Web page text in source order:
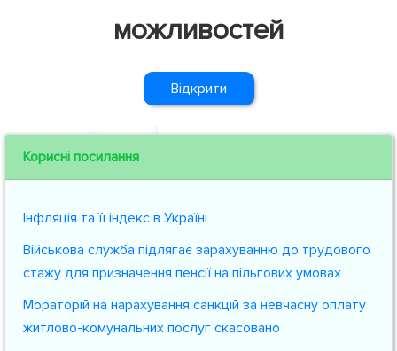
можливостей
Відкрити
Корисні посилання
Інфляція та її індекс в Україні
Військова служба підлягає зарахуванню до трудового
стажу для призначення пенсії на пільгових умовах
Мораторій на нарахування санкцій за невчасну оплату
житлово-комунальних послуг скасовано